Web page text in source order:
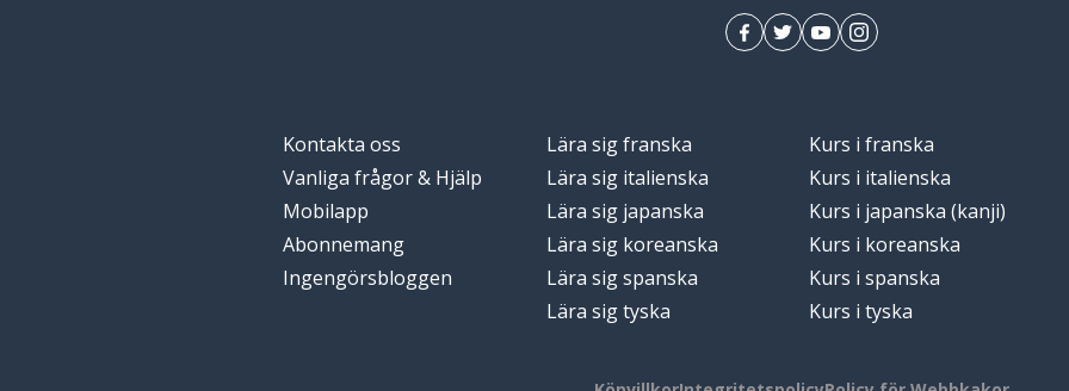
Kontakta oss
Vanliga frågor & Hjälp
Mobilapp
Abonnemang
Ingengörsbloggen
Lära sig franska
Lära sig italienska
Lära sig japanska
Lära sig koreanska
Lära sig spanska
Lära sig tyska
Kurs i franska
Kurs i italienska
Kurs i japanska (kanji)
Kurs i koreanska
Kurs i spanska
Kurs i tyska